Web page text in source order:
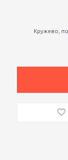
Кружево,